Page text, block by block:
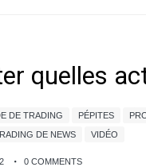
quelles
DE TRADING PÉPITES
DE NEWS VIDÉO
0 COMMENTS